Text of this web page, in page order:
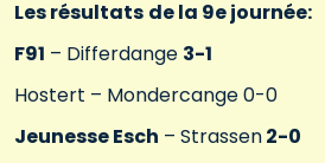
Les résultats de la 9e journée:
F91 – Differdange 3-1
Hostert – Mondercange 0-0
Jeunesse Esch – Strassen2-0